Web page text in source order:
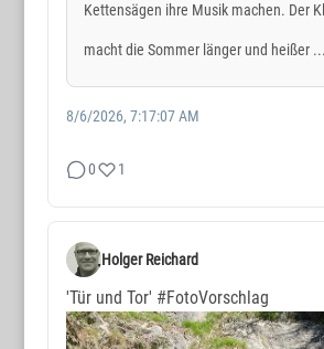
Kettensägen ihre Musik machen. Der
macht die Sommer länger und heißer ...
8/6/2026, 7:17:07 AM
0 1
Holger Reichard
'Tür und Tor' #FotoVorschlag